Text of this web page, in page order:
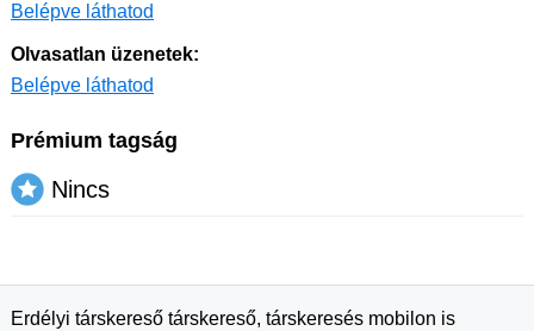
Belépve láthatod
Olvasatlan üzenetek:
Belépve láthatod
Prémium tagság
Nincs
Erdélyi társkereső társkereső, társkeresés mobilon is